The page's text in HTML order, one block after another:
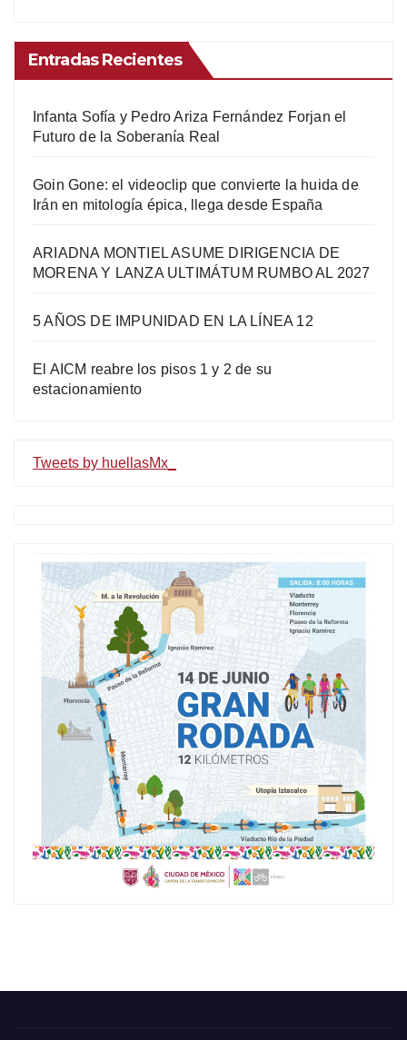
Entradas Recientes
Infanta Sofía y Pedro Ariza Fernández Forjan el
Futuro de la Soberanía Real
Goin Gone: el videoclip que convierte la huida de
Irán en mitología épica, llega desde España
ARIADNA MONTIEL ASUME DIRIGENCIA DE
MORENA Y LANZA ULTIMÁTUM RUMBO AL 2027
5 AÑOS DE IMPUNIDAD EN LA LÍNEA 12
El AICM reabre los pisos 1 y 2 de su
estacionamiento
Tweets by huellasMx_